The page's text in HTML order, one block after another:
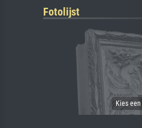
Fotolijst